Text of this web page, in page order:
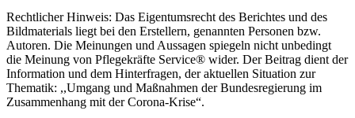
Rechtlicher Hinweis: Das Eigentumsrecht des Berichtes und des
Bildmaterials liegt bei den Erstellern, genannten Personen bzw.
Autoren. Die Meinungen und Aussagen spiegeln nicht unbedingt
die Meinung von Pflegekräfte Service® wider. Der Beitrag dient der
Information und dem Hinterfragen, der aktuellen Situation zur
Thematik: ,,Umgang und Maßnahmen der Bundesregierung im
Zusammenhang mit der Corona-Krise“.